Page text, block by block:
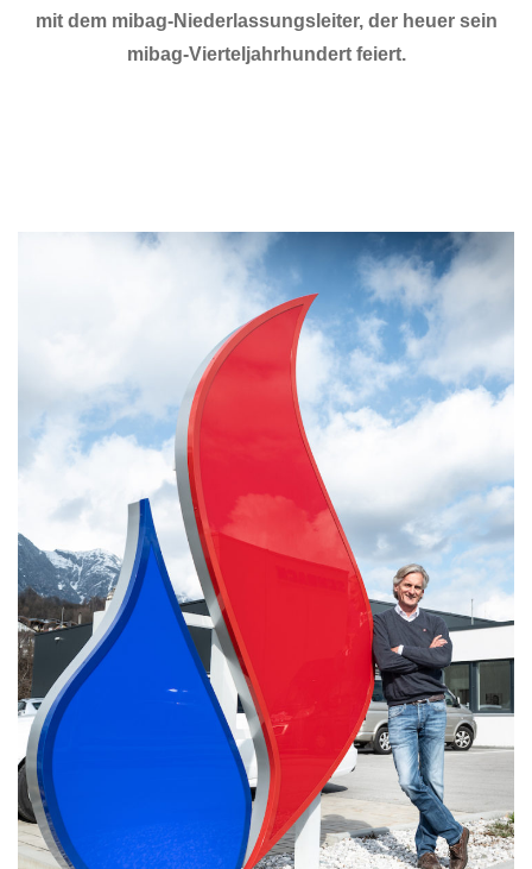
mit dem mibag-Niederlassungsleiter, der heuer sein
mibag-Vierteljahrhundert feiert.